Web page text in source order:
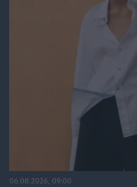
06.08.2026, 09:00